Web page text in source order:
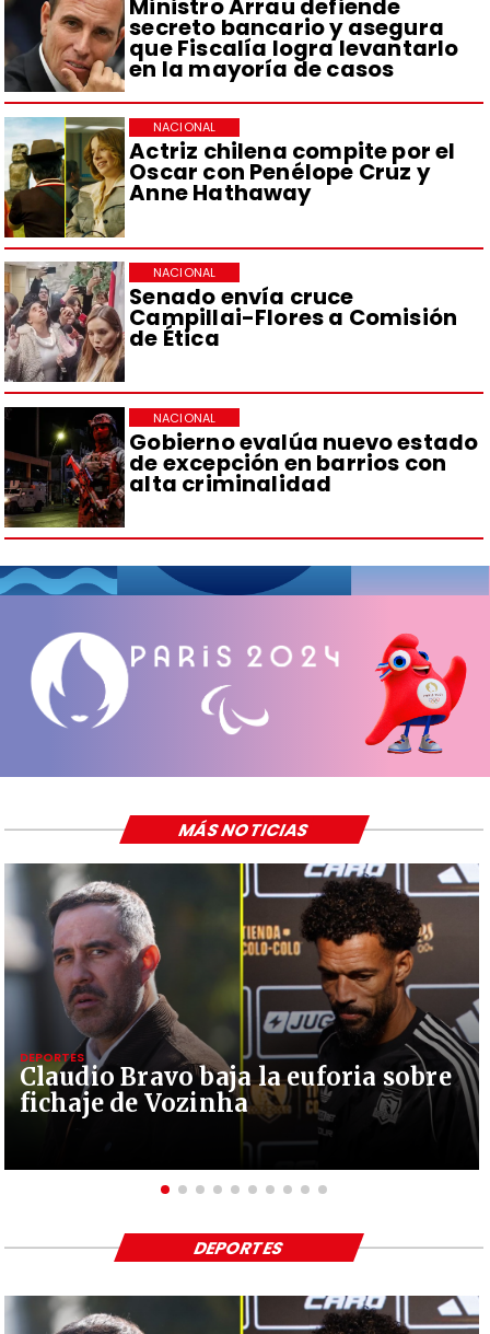
Ministro Arrau defiende
secreto bancario y asegura
que Fiscalía logra levantarlo
en la mayoría de casos
Actriz chilena compite por el
Oscar con Penélope Cruz y
Anne Hathaway
NACIONAL
Senado envía cruce
Campillai-Flores a Comisión
de Ética
NACIONAL
Gobierno evalúa nuevo estado
de excepción en barrios con
alta criminalidad
NACIONAL
Claudio Bravo baja la euforia sobre
fichaje de Vozinha
DEPORTES
MÁS NOTICIAS
DEPORTES